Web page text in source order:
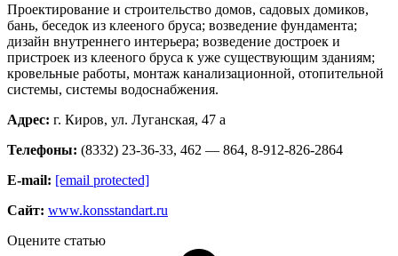
Проектирование и строительство домов, садовых домиков,
бань, беседок из клееного бруса; возведение фундамента;
дизайн внутреннего интерьера; возведение достроек и
пристроек из клееного бруса к уже существующим зданиям;
кровельные работы, монтаж канализационной, отопительной
системы, системы водоснабжения.
Адрес: г. Киров, ул. Луганская, 47 а
Телефоны: (8332) 23-36-33, 462 — 864, 8-912-826-2864
Е-mail: [email protected]
Сайт: www.konsstandart.ru
Оцените статью